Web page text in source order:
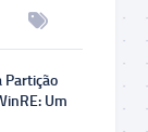
Partição
Um